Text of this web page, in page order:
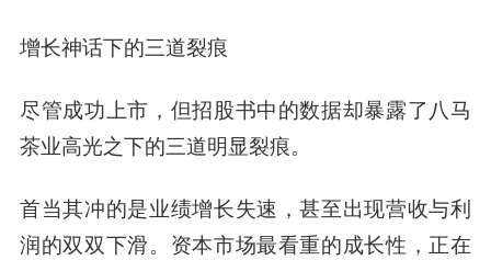
增长神话下的三道裂痕
尽管成功上市，但招股书中的数据却暴露了八马
茶业高光之下的三道明显裂痕。
首当其冲的是业绩增长失速，甚至出现营收与利
润的双双下滑。资本市场最看重的成长性，正在